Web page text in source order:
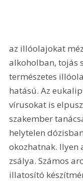
az illóolajokat
alkoholban, tojás
természetes
hatású. Az
vírusokat is
szakember
helytelen
okozhatnak. Ilyen
zsálya. Számos
illatosító